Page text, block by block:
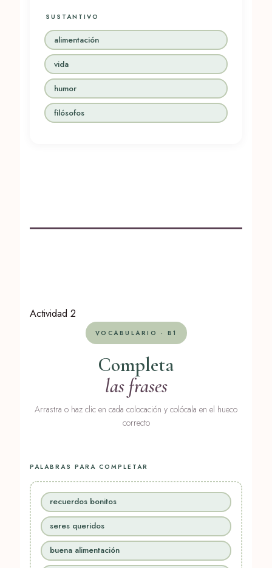
SUSTANTIVO
alimentación
vida
humor
filósofos
Actividad 2
VOCABULARIO · B1
Completa
las frases
Arrastra o haz clic en cada colocación y colócala en el hueco
correcto
PALABRAS PARA COMPLETAR
recuerdos bonitos
seres queridos
buena alimentación